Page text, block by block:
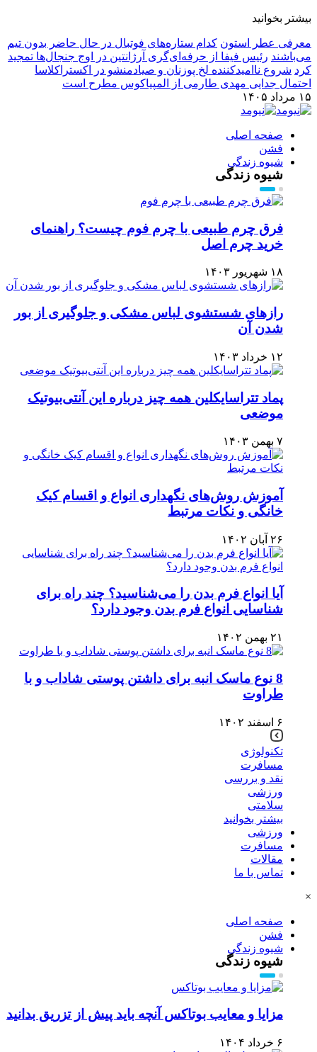
بیشتر بخوانید
معرفی عطر استون کدام ستاره‌های فوتبال در حال حاضر بدون تیم
می‌باشند رئیس فیفا از حرفه‌ای‌گری آرژانتین در اوج جنجال‌ها تمجید
کرد شروع ناامیدکننده لخ پوزنان و صیادمنشو در اکستراکلاسا
احتمال جدایی مهدی طارمی از المپیاکوس مطرح است
۱۵ مرداد ۱۴۰۵
صفحه اصلی
فشن
شیوه زندگی
شیوه زندگی
فرق چرم طبیعی با چرم فوم چیست؟ راهنمای
خرید چرم اصل
۱۸ شهریور ۱۴۰۳
رازهای شستشوی لباس مشکی و جلوگیری از بور
شدن آن
۱۲ خرداد ۱۴۰۳
پماد تتراسایکلین همه چیز درباره این آنتی‌بیوتیک
موضعی
۷ بهمن ۱۴۰۳
آموزش روش‌های نگهداری انواع و اقسام کیک
خانگی و نکات مرتبط
۲۶ آبان ۱۴۰۲
آیا انواع فرم بدن را می‌شناسید؟ چند راه برای
شناسایی انواع فرم بدن وجود دارد؟
۲۱ بهمن ۱۴۰۲
8 نوع ماسک انبه برای داشتن پوستی شاداب و با
طراوت
۶ اسفند ۱۴۰۲
تکنولوژی
مسافرت
نقد و بررسی
ورزشی
سلامتی
بیشتر بخوانید
ورزشی
مسافرت
مقالات
تماس با ما
×
صفحه اصلی
فشن
شیوه زندگی
شیوه زندگی
مزایا و معایب بوتاکس آنچه باید پیش از تزریق بدانید
۶ خرداد ۱۴۰۴